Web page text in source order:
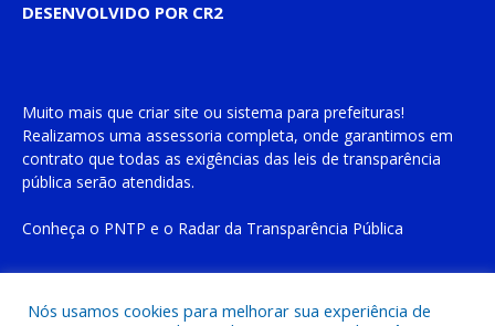
DESENVOLVIDO POR CR2
Muito mais que criar site ou sistema para prefeituras!
Realizamos uma assessoria completa, onde garantimos em
contrato que todas as exigências das leis de transparência
pública serão atendidas.
Conheça o PNTP e o Radar da Transparência Pública
Nós usamos cookies para melhorar sua experiência de